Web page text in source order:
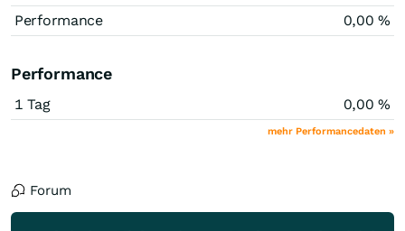
Performance
0,00%
Performance
1 Tag 0,00%
mehr Performancedaten »
Forum